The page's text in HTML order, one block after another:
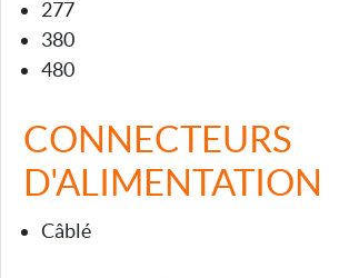
277
380
480
CONNECTEURS
D'ALIMENTATION
Câblé